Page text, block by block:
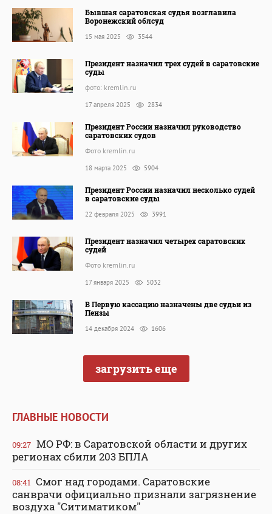
Бывшая саратовская судья возглавила
Воронежский облсуд
15 мая 2025 3544
Президент назначил трех судей в саратовские
суды
фото: kremlin.ru
17 апреля 2025 2834
Президент России назначил руководство
саратовских судов
Фото kremlin.ru
18 марта 2025 5904
Президент России назначил несколько судей
в саратовские суды
22 февраля 2025 3991
Президент назначил четырех саратовских
судей
Фото kremlin.ru
17 января 2025 5032
В Первую кассацию назначены две судьи из
Пензы
14 декабря 2024 1606
загрузить еще
ГЛАВНЫЕ НОВОСТИ
09:27 МО РФ: в Саратовской области и других
регионах сбили 203 БПЛА
08:41 Смог над городами. Саратовские
санврачи официально признали загрязнение
воздуха "Ситиматиком"